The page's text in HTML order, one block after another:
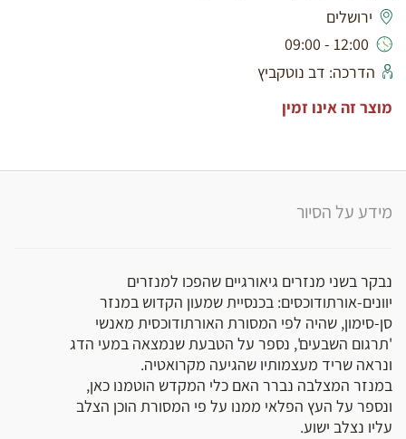
ירושלים
12:00 - 09:00
הדרכה: דב נוטקביץ
מוצר זה אינו זמין
מידע על הסיור
נבקר בשני מנזרים גיאורגיים שהפכו למנזרים
יוונים-אורתודוכסים: בכנסיית שמעון הקדוש במנזר
סן-סימון, שהיה לפי המסורת האורתודוכסית מאנשי
'תרגום השבעים', נספר על הטבעת שנמצאה במעי הדג
ונראה שריד מעצמותיו שהגיעה מקרואטיה.
במנזר המצלבה נברר האם כלי המקדש הוטמנו כאן,
ונספר על העץ הפלאי ממנו על פי המסורת הוכן הצלב
עליו נצלב ישוע.